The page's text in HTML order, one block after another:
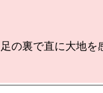
の裏で直に大地を